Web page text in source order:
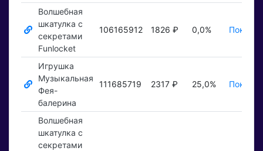
Волшебная
шкатулка с
секретами
Funlocket
106165912 1826 ₽ 0,0%
Игрушка
Музыкальная
Фея-
балерина
111685719 2317 ₽ 25,0%
Волшебная
шкатулка с
секретами